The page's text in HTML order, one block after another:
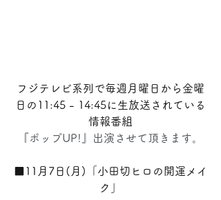
フジテレビ系列で毎週月曜日から金曜
日の11:45 - 14:45に生放送されている
情報番組
『ポップUP!』出演させて頂きます。
■11月7日(月)「小田切ヒロの開運メイ
ク」